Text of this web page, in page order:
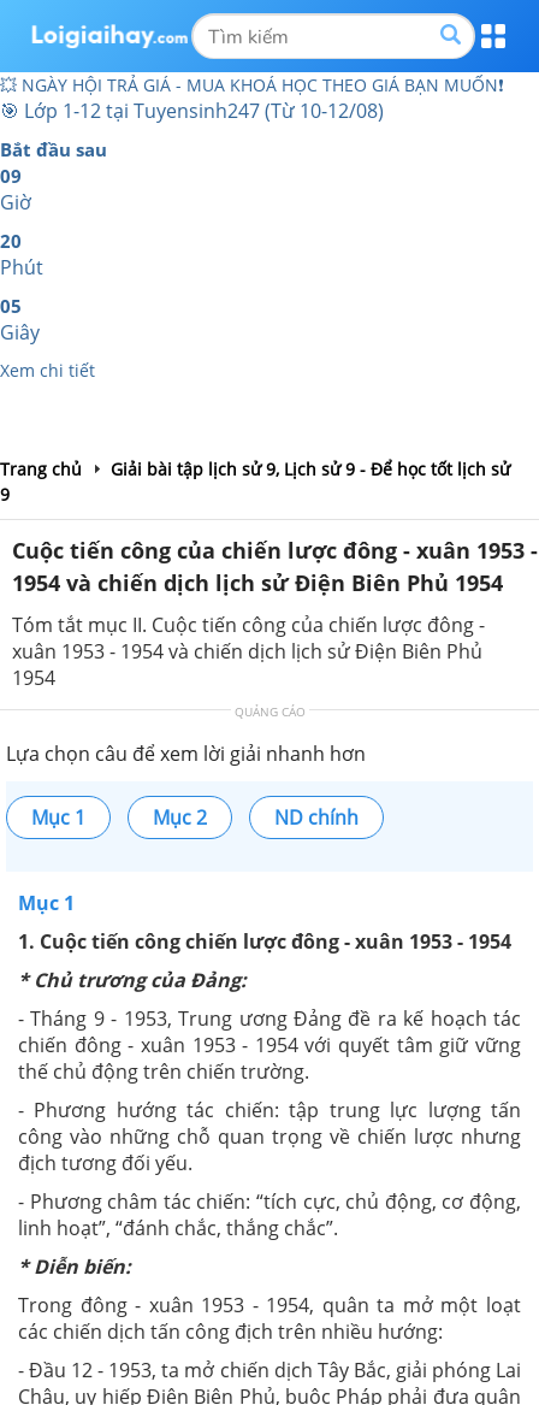
💥 NGÀY HỘI TRẢ GIÁ - MUA KHOÁ HỌC
1954 và chiến dịch lịch sử Điện Biên Phủ 1954
Tóm tắt mục II. Cuộc tiến công của chiến lược đông -
xuân 1953 - 1954 và chiến dịch lịch sử Điện Biên Phủ
1954
QUẢNG CÁO
Mục 1 Mục 2 ND chính
Mục 1
* Chủ trương của Đảng:
- Tháng 9 - 1953, Trung ương Đảng đề ra kế hoạch tác
chiến đông - xuân 1953 - 1954 với quyết tâm giữ vững
thế chủ động trên chiến trường.
- Phương hướng tác chiến: tập trung lực lượng tấn
công vào những chỗ quan trọng về chiến lược nhưng
địch tương đối yếu.
- Phương châm tác chiến: “tích cực, chủ động, cơ động,
linh hoạt”, “đánh chắc, thắng chắc”.
* Diễn biến:
Trong đông - xuân 1953 - 1954, quân ta mở một loạt
các chiến dịch tấn công địch trên nhiều hướng:
- Đầu 12 - 1953, ta mở chiến dịch Tây Bắc, giải phóng Lai
Châu, uy hiếp Điện Biên Phủ, buộc Pháp phải đưa quân
từ đồng bằng Bắc Bộ về Điện Biên Phủ. => Điện Biên
Phủ trở thành nơi tập trung quân thứ 2 của địch.